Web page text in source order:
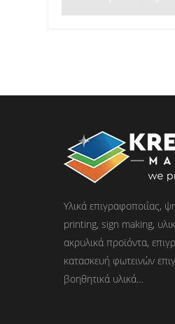
Υλικά επιγραφοποιΐας,
printing, sign making,
ακρυλικά προϊόντα,
κατασκευή φωτεινών
βοηθητικά υλικά…